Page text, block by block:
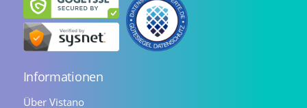
Informationen
Über Vistano